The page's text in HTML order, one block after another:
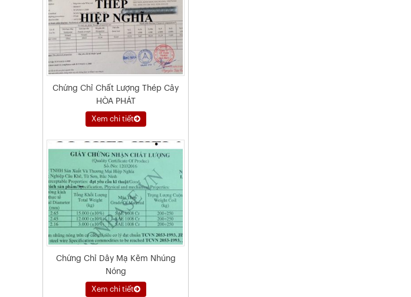
Chứng Chỉ Chất Lượng Thép Cây
HÒA PHÁT
Xem chi tiết
Chứng Chỉ Dây Mạ Kẽm Nhúng
Nóng
Xem chi tiết